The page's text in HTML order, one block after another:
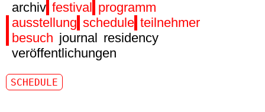
archiv festival programm
ausstellung schedule teilnehmer
besuch journal residency
veröffentlichungen
SCHEDULE